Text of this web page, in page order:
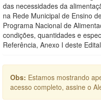
das necessidades da
na Rede Municipal de Ensino
Programa Nacional de
condições, quantidades e
Referência, Anexo I deste
Obs: Estamos mostrando
acesso completo, assine o